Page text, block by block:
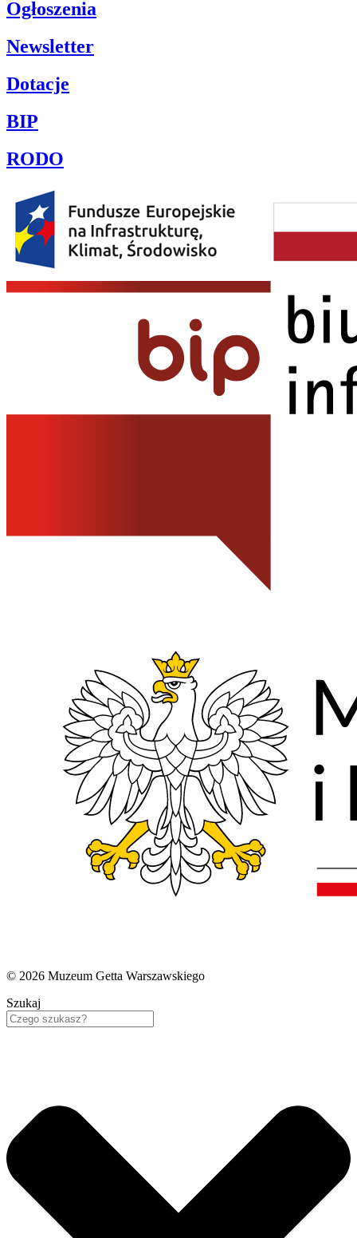
Ogłoszenia
Newsletter
Dotacje
BIP
RODO
© 2026 Muzeum Getta Warszawskiego
Szukaj